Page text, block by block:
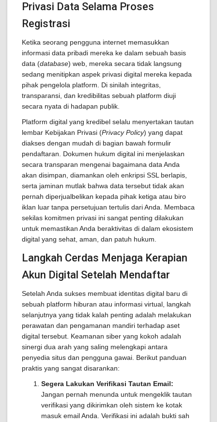
Privasi Data Selama Proses
Registrasi
Ketika seorang pengguna internet memasukkan
informasi data pribadi mereka ke dalam sebuah basis
data (database) web, mereka secara tidak langsung
sedang menitipkan aspek privasi digital mereka kepada
pihak pengelola platform. Di sinilah integritas,
transparansi, dan kredibilitas sebuah platform diuji
secara nyata di hadapan publik.
Platform digital yang kredibel selalu menyertakan tautan
lembar Kebijakan Privasi (Privacy Policy) yang dapat
diakses dengan mudah di bagian bawah formulir
pendaftaran. Dokumen hukum digital ini menjelaskan
secara transparan mengenai bagaimana data Anda
akan disimpan, diamankan oleh enkripsi SSL berlapis,
serta jaminan mutlak bahwa data tersebut tidak akan
pernah diperjualbelikan kepada pihak ketiga atau biro
iklan luar tanpa persetujuan tertulis dari Anda. Membaca
sekilas komitmen privasi ini sangat penting dilakukan
untuk memastikan Anda beraktivitas di dalam ekosistem
digital yang sehat, aman, dan patuh hukum.
Langkah Cerdas Menjaga Kerapian
Akun Digital Setelah Mendaftar
Setelah Anda sukses membuat identitas digital baru di
sebuah platform hiburan atau informasi virtual, langkah
selanjutnya yang tidak kalah penting adalah melakukan
perawatan dan pengamanan mandiri terhadap aset
digital tersebut. Keamanan siber yang kokoh adalah
sinergi dua arah yang saling melengkapi antara
penyedia situs dan pengguna gawai. Berikut panduan
praktis yang sangat disarankan:
Segera Lakukan Verifikasi Tautan Email:
Jangan pernah menunda untuk mengeklik tautan
verifikasi yang dikirimkan oleh sistem ke kotak
masuk email Anda. Verifikasi ini adalah bukti sah